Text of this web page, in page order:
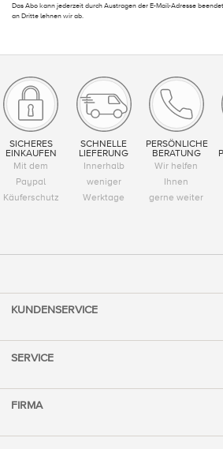
Das Abo kann jederzeit durch Austragen der E-Mail-Adresse
an Dritte lehnen wir ab.
SICHERES
EINKAUFEN
Mit dem
Paypal
Käuferschutz
SCHNELLE
LIEFERUNG
Innerhalb
weniger
Werktage
PERSÖNLICHE
BERATUNG
Wir helfen
Ihnen
gerne weiter
KUNDENSERVICE
SERVICE
FIRMA